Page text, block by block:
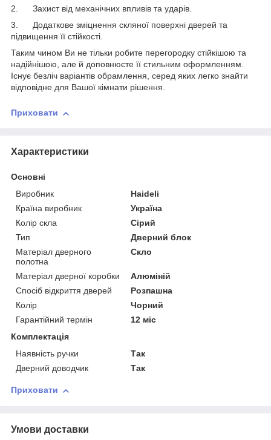
2. Захист від механічних впливів та ударів.
3. Додаткове зміцнення скляної поверхні дверей та
підвищення її стійкості.
Таким чином Ви не тільки робите перегородку стійкішою та
надійнішою, але й доповнюєте її стильним оформленням.
Існує безліч варіантів обрамлення, серед яких легко знайти
відповідне для Вашої кімнати рішення.
Приховати
Характеристики
Основні
Виробник
Haideli
Країна виробник
Україна
Колір скла
Сірий
Тип
Дверний блок
Матеріал дверного
полотна
Скло
Матеріал дверної коробки
Алюміній
Спосіб відкриття дверей
Розпашна
Колір
Чорний
Гарантійний термін
12 міс
Комплектація
Наявність ручки
Так
Дверний доводчик
Так
Приховати
Умови доставки